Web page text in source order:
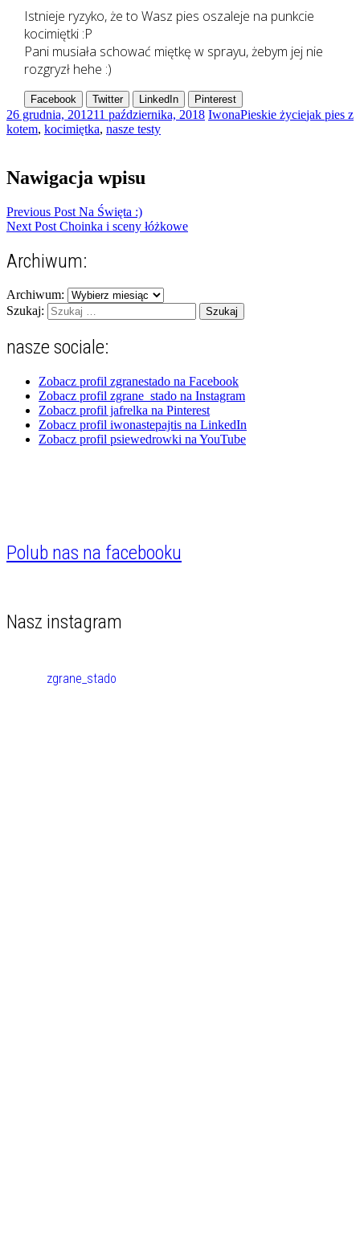
Istnieje ryzyko, że to Wasz pies oszaleje na punkcie
kocimiętki :P
Pani musiała schować miętkę w sprayu, żebym jej nie
rozgryzł hehe :)
Facebook Twitter LinkedIn Pinterest
26 grudnia, 201211 października, 2018 IwonaPieskie życiejak pies z
kotem, kocimiętka, nasze testy
Nawigacja wpisu
Previous Post Na Święta :)
Next Post Choinka i sceny łóżkowe
Archiwum:
Archiwum:
Szukaj:
nasze sociale:
Zobacz profil zgranestado na Facebook
Zobacz profil zgrane_stado na Instagram
Zobacz profil jafrelka na Pinterest
Zobacz profil iwonastepajtis na LinkedIn
Zobacz profil psiewedrowki na YouTube
Polub nas na facebooku
Nasz instagram
zgrane_stado